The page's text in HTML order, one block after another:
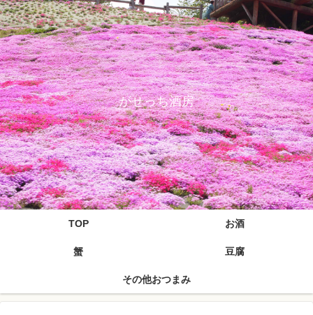
がせっち酒房
TOP お酒
蟹 豆腐
その他おつまみ